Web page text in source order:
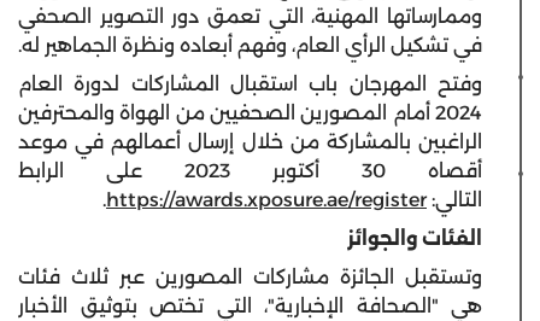
وممارساتها المهنية، التي تعمق دور التصوير الصحفي
في تشكيل الرأي العام، وفهم أبعاده ونظرة الجماهير له.
وفتح المهرجان باب استقبال المشاركات لدورة العام
2024 أمام المصورين الصحفيين من الهواة والمحترفين
الراغبين بالمشاركة من خلال إرسال أعمالهم في موعد
أقصاه 30 أكتوبر 2023 على الرابط
التالي:https://awards.xposure.ae/register
.
الفئات والجوائز
وتستقبل الجائزة مشاركات المصورين عبر ثلاث فئات
هي "الصحافة الإخبارية"، التي تختص بتوثيق الأخبار